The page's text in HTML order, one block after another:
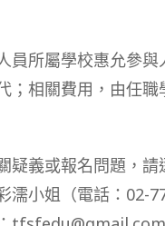
員所屬學校惠允參與
；相關費用，由任職
疑義或報名問題，請
濡小姐（電話：02-